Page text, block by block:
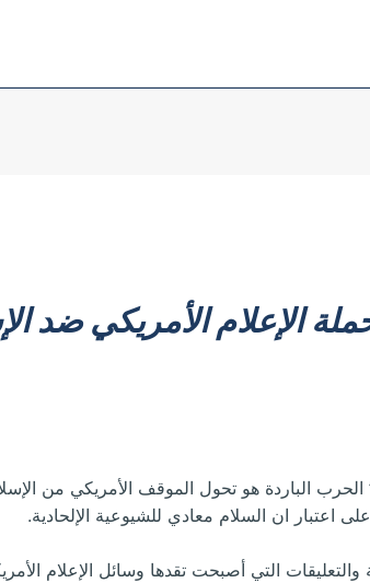
الإعلام الأمريكي ضد
الباردة هو تحول الموقف الأمريكي من
اعتبار ان السلام معادي للشيوعية الإلحادية.
التي أصبحت تقدها وسائل الإعلام